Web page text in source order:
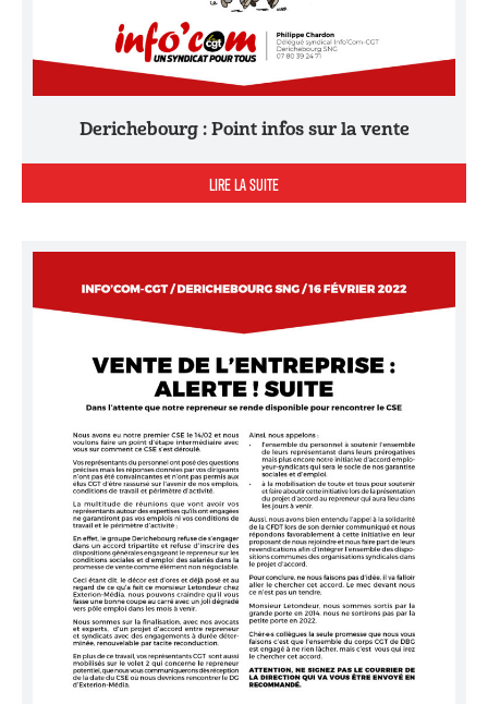
Derichebourg : Point infos sur la vente
LIRE LA SUITE